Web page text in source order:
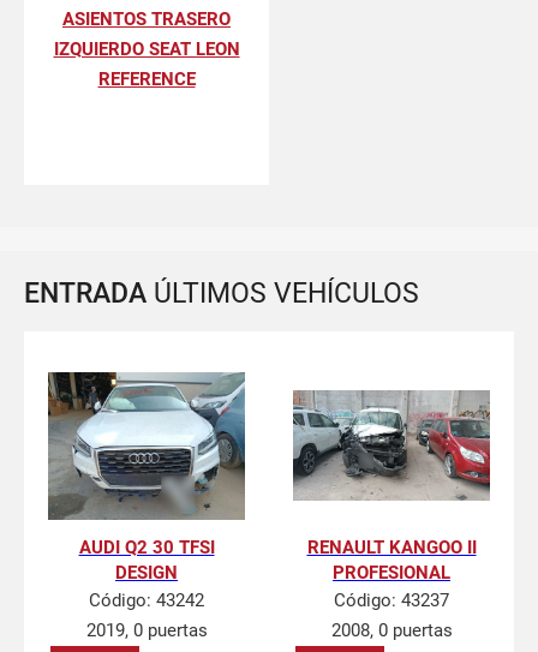
ASIENTOS TRASERO
IZQUIERDO SEAT LEON
REFERENCE
ENTRADA ÚLTIMOS VEHÍCULOS
AUDI Q2 30 TFSI
DESIGN
Código: 43242
2019, 0 puertas
RENAULT KANGOO II
PROFESIONAL
Código: 43237
2008, 0 puertas